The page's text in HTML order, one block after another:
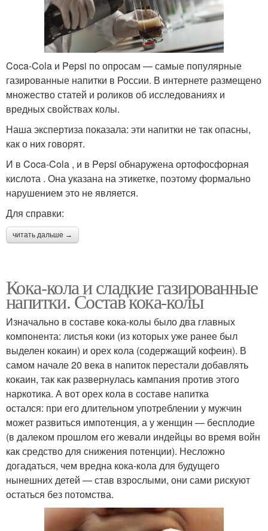
Coca-Cola и Pepsi по опросам — самые популярные
газированные напитки в России. В интернете размещено
множество статей и роликов об исследованиях и
вредных свойствах колы.
Наша экспертиза показала: эти напитки не так опасны,
как о них говорят.
И в Coca-Cola , и в Pepsi обнаружена ортофосфорная
кислота . Она указана на этикетке, поэтому формально
нарушением это не является.
Для справки:
читать дальше →
Кока-кола и сладкие газированные
напитки. Состав кока-колы
Изначально в составе кока-колы было два главных
компонента: листья коки (из которых уже ранее был
выделен кокаин) и орех кола (содержащий кофеин). В
самом начале 20 века в напиток перестали добавлять
кокаин, так как развернулась кампания против этого
наркотика. А вот орех кола в составе напитка
остался: при его длительном употреблении у мужчин
может развиться импотенция, а у женщин — бесплодие
(в далеком прошлом его жевали индейцы во время войн
как средство для снижения потенции). Несложно
догадаться, чем вредна кока-кола для будущего
нынешних детей — став взрослыми, они сами рискуют
остаться без потомства.